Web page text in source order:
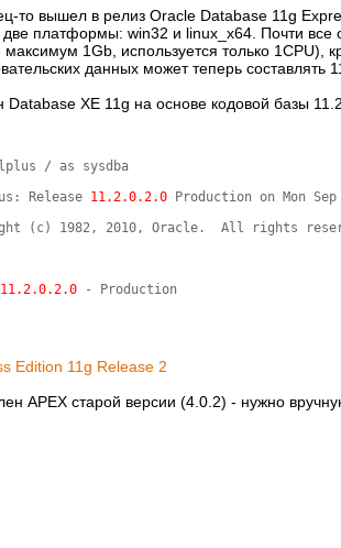
то вышел в релиз Oracle Database 11g
две платформы: win32 и linux_x64. Почти все
максимум 1Gb, используется только 1CPU),
данных может теперь составлять
Database XE 11g на основе кодовой базы
/ as sysdba
Release 11.2.0.2.0 Production on Mon
(c) 1982, 2010, Oracle.  All rights
11.2.0.2.0 - Production
Edition 11g Release 2
APEX старой версии (4.0.2) - нужно